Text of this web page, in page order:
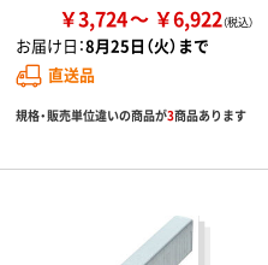
￥3,724 ￥6,922
お届け日：8月25日（火）まで
直送品
規格・販売単位違いの商品が3商品あります